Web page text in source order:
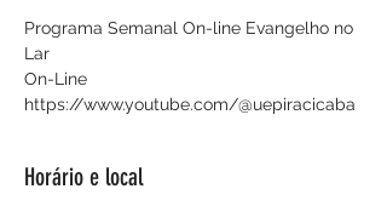
Programa Semanal On-line Evangelho no
Lar
On-Line
https://www.youtube.com/@uepiracicaba
Horário e local